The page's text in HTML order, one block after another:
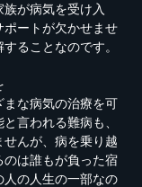
が病気を受け入
ートが欠かせませ
ることなのです。
まな病気の治療を可
言われる難病も、
んが、病を乗り越
のは誰もが負った宿
の人生の一部なの